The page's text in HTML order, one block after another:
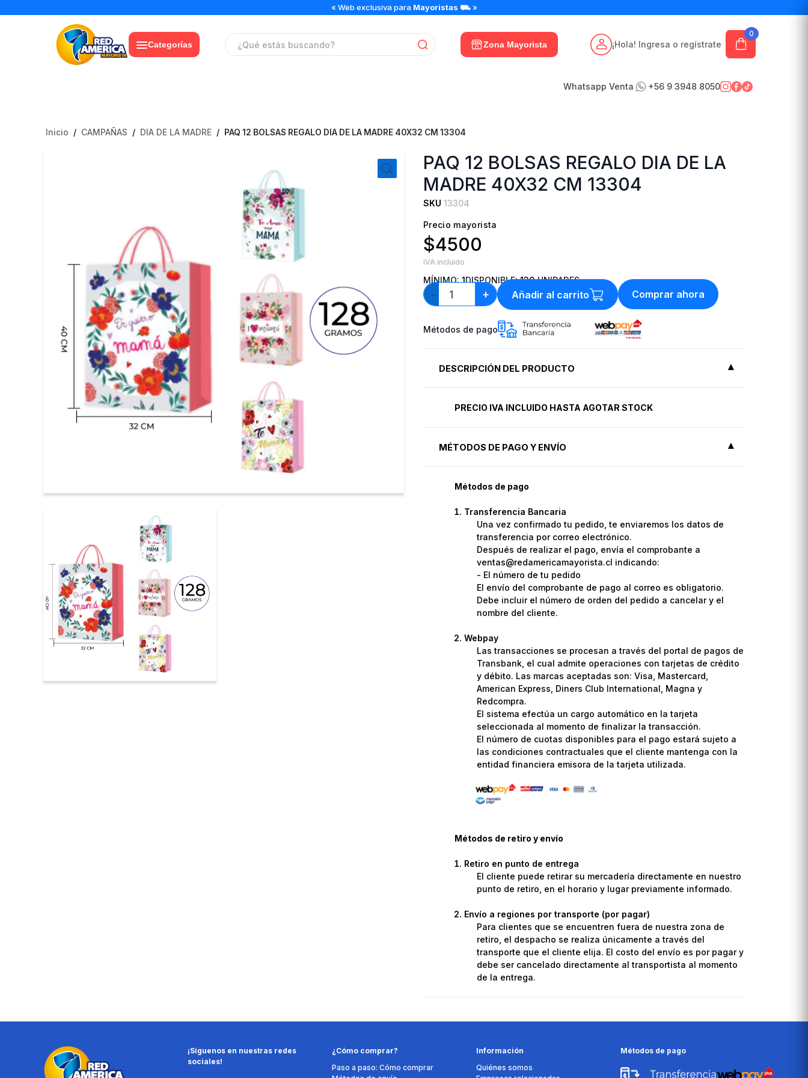
« Web exclusiva para Mayoristas ⛟ »
Categorías Zona Mayorista
0
¡Hola! Ingresa o regístrate
Whatsapp Venta +56 9 3948 8050
Inicio / CAMPAÑAS / DIA DE LA MADRE / PAQ 12 BOLSAS REGALO DIA DE LA MADRE 40X32 CM 13304
PAQ 12 BOLSAS REGALO DIA DE LA
MADRE 40X32 CM 13304
SKU 13304
Precio mayorista
$4500
IVA incluido
MÍNIMO:1DISPONIBLE:130UNIDADES
−
PAQ
12
REGALO
cantidad
+ Añadir al carrito Comprar ahora
Métodos de pago
DESCRIPCIÓN DEL PRODUCTO
PRECIO IVA INCLUIDO HASTA AGOTAR STOCK
MÉTODOS DE PAGO Y ENVÍO
Métodos de pago
Transferencia Bancaria
Una vez confirmado tu pedido, te enviaremos los datos de
transferencia por correo electrónico.
Después de realizar el pago, envía el comprobante a
ventas@redamericamayorista.cl indicando:
- El número de tu pedido
El envío del comprobante de pago al correo es obligatorio.
Debe incluir el número de orden del pedido a cancelar y el
nombre del cliente.
Webpay
Las transacciones se procesan a través del portal de pagos de
Transbank, el cual admite operaciones con tarjetas de crédito
y débito. Las marcas aceptadas son: Visa, Mastercard,
American Express, Diners Club International, Magna y
Redcompra.
El sistema efectúa un cargo automático en la tarjeta
seleccionada al momento de finalizar la transacción.
El número de cuotas disponibles para el pago estará sujeto a
las condiciones contractuales que el cliente mantenga con la
entidad financiera emisora de la tarjeta utilizada.
Métodos de retiro y envío
Retiro en punto de entrega
El cliente puede retirar su mercadería directamente en nuestro
punto de retiro, en el horario y lugar previamente informado.
Envío a regiones por transporte (por pagar)
Para clientes que se encuentren fuera de nuestra zona de
retiro, el despacho se realiza únicamente a través del
transporte que el cliente elija. El costo del envío es por pagar y
debe ser cancelado directamente al transportista al momento
de la entrega.
¡Síguenos en nuestras redes
sociales!
¿Cómo comprar?
Paso a paso: Cómo comprar
Información
Quiénes somos
Métodos de pago